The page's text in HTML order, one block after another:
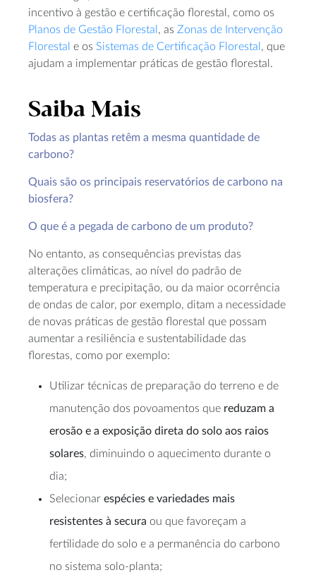
incentivo à gestão e certificação florestal, como os
Planos de Gestão Florestal , as Zonas de Intervenção
Florestal e os Sistemas de Certificação Florestal , que
ajudam a implementar práticas de gestão florestal.
Saiba Mais
Todas as plantas retêm a mesma quantidade de
carbono?
Quais são os principais reservatórios de carbono na
biosfera?
O que é a pegada de carbono de um produto?
No entanto, as consequências previstas das
alterações climáticas, ao nível do padrão de
temperatura e precipitação, ou da maior ocorrência
de ondas de calor, por exemplo, ditam a necessidade
de novas práticas de gestão florestal que possam
aumentar a resiliência e sustentabilidade das
florestas, como por exemplo:
Utilizar técnicas de preparação do terreno e de
manutenção dos povoamentos que reduzam a
erosão e a exposição direta do solo aos raios
solares, diminuindo o aquecimento durante o
dia;
Selecionar espécies e variedades mais
resistentes à secura ou que favoreçam a
fertilidade do solo e a permanência do carbono
no sistema solo-planta;